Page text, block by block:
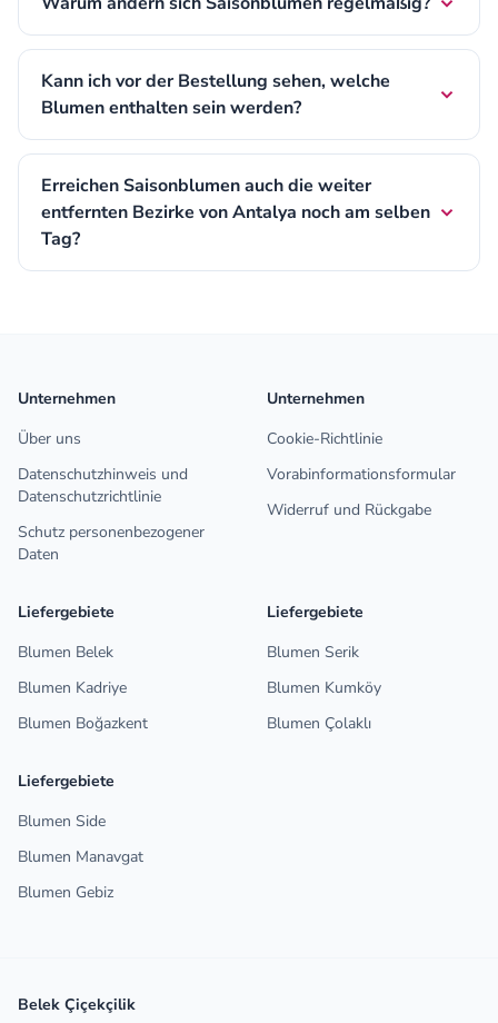
Kann ich vor der Bestellung sehen, welche
Blumen enthalten sein werden?
Erreichen Saisonblumen auch die weiter
entfernten Bezirke von Antalya noch am selben
Tag?
Unternehmen
Über uns
Datenschutzhinweis und
Datenschutzrichtlinie
Schutz personenbezogener
Daten
Unternehmen
Cookie-Richtlinie
Vorabinformationsformular
Widerruf und Rückgabe
Liefergebiete
Blumen Belek
Blumen Kadriye
Blumen Boğazkent
Liefergebiete
Blumen Serik
Blumen Kumköy
Blumen Çolaklı
Liefergebiete
Blumen Side
Blumen Manavgat
Blumen Gebiz
Belek Çiçekçilik